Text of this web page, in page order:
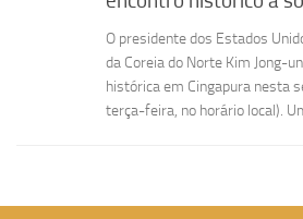
O presidente dos Estados
da Coreia do Norte Kim Jong-
histórica em Cingapura nesta
terça-feira, no horário local).